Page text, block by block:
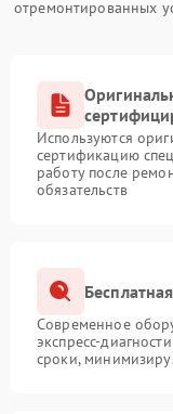
отремонтированных
Используются
сертификацию
работу после
обязательств
Современное
экспресс-
сроки,